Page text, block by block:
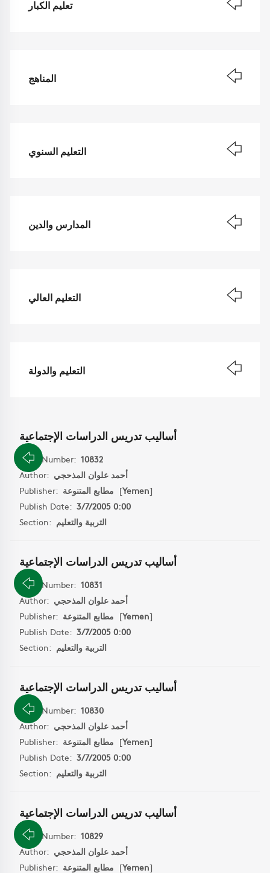
تعليم الكبار
المناهج
التعليم السنوي
المدارس والدين
التعليم العالي
التعليم والدولة
أساليب تدريس الدراسات الإجتماعية
Book Number: 10832
Author: أحمد علوان المذحجي
Publisher: مطابع المتنوعة [Yemen]
Publish Date: 3/7/2005 0:00
Section: التربية والتعليم
أساليب تدريس الدراسات الإجتماعية
Book Number: 10831
Author: أحمد علوان المذحجي
Publisher: مطابع المتنوعة [Yemen]
Publish Date: 3/7/2005 0:00
Section: التربية والتعليم
أساليب تدريس الدراسات الإجتماعية
Book Number: 10830
Author: أحمد علوان المذحجي
Publisher: مطابع المتنوعة [Yemen]
Publish Date: 3/7/2005 0:00
Section: التربية والتعليم
أساليب تدريس الدراسات الإجتماعية
Book Number: 10829
Author: أحمد علوان المذحجي
Publisher: مطابع المتنوعة [Yemen]